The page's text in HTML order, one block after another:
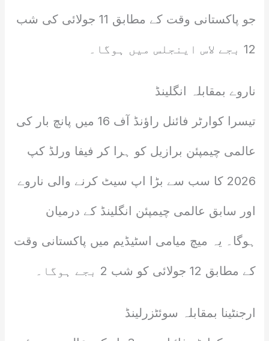
جو پاکستانی وقت کے مطابق 11 جولائی کی شب
12 بجے لاس اینجلس میں ہوگا۔
ناروے بمقابلہ انگلینڈ
تیسرا کوارٹر فائنل راؤنڈ آف 16 میں پانچ بار کی
عالمی چیمپئن برازیل کو ہرا کر فیفا ورلڈ کپ
2026 کا سب سے بڑا اپ سیٹ کرنے والی ناروے
اور سابق عالمی چیمپئن انگلینڈ کے درمیان
ہوگا۔ یہ میچ میامی اسٹیڈیم میں پاکستانی وقت
کے مطابق 12 جولائی کو شب 2 بجے ہوگا۔
ارجنٹینا بمقابلہ سوئٹزرلینڈ